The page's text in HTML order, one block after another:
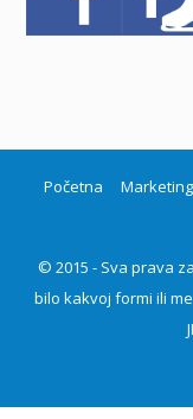
Početna Marketing
© 2015 - Sva prava
bilo kakvoj formi ili